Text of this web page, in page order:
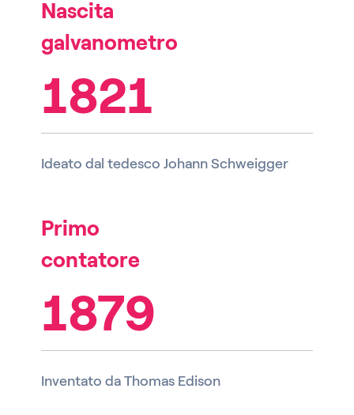
Nascita
galvanometro
1821
Ideato dal tedesco Johann Schweigger
Primo
contatore
1879
Inventato da Thomas Edison